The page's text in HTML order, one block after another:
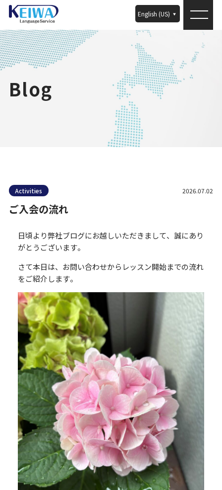
English (US)
Blog
Activities 2026.07.02
ご入会の流れ
日頃より弊社ブログにお越しいただきまして、誠にあり
がとうございます。
さて本日は、お問い合わせからレッスン開始までの流れ
をご紹介します。